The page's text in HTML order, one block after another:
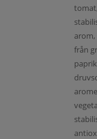
arom,
från